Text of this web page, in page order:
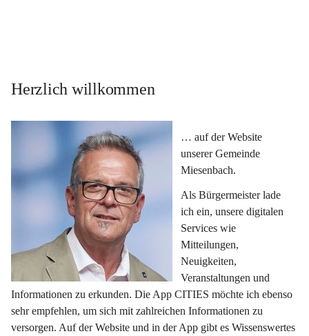
Herzlich willkommen
… auf der Website
unserer Gemeinde
Miesenbach.
Als Bürgermeister lade
ich ein, unsere digitalen
Services wie
Mitteilungen,
Neuigkeiten,
Veranstaltungen und
Informationen zu erkunden. Die App CITIES möchte ich ebenso
sehr empfehlen, um sich mit zahlreichen Informationen zu
versorgen. Auf der Website und in der App gibt es Wissenswertes